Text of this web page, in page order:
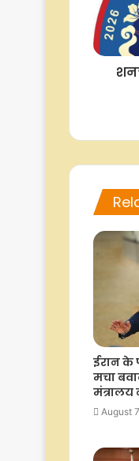
ईरान के
मचा
मंत्रालय
August